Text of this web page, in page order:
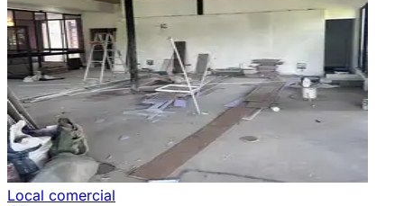
Local comercial